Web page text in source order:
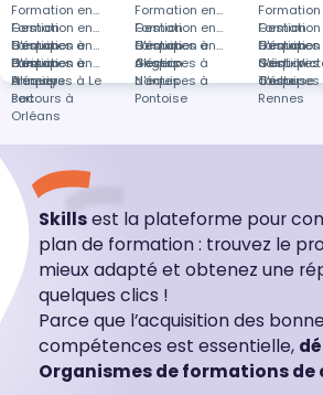
Formation en
Gestion
d'équipes à
Paris
Formation en
Gestion
d'équipes à
Angers
Formation
Gestion
d'équipes
Saint-
Coste
Formation en
Gestion
d'équipes à
Annecy
Formation en
Gestion
d'équipes à
Nantes
Formation
Gestion
d'équipes
Toulouse
Formation en
Gestion
d'équipes à Le
Port
Formation en
Gestion
d'équipes à
Pontoise
Formation
Gestion
d'équipes
Rennes
Formation en
Premiers
secours à
Orléans
Skillsest la plateforme pour
plan de formation : trouvez le
mieux adapté et obtenez une
quelques clics !
Parce que l’acquisition des
compétences est essentielle,
Organismes de formations de